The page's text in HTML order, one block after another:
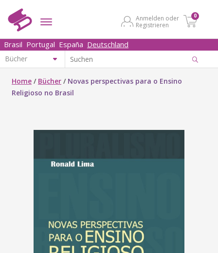
Anmelden oder
Registrieren
0
Brasil Portugal España Deutschland
Home / Bücher / Novas perspectivas para o Ensino
Religioso no Brasil